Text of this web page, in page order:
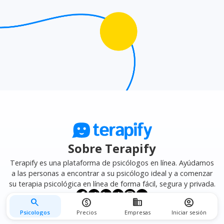
search
Psicologos
monetization_on
Precios
business
Empresas
account_circle
Iniciar sesión
Sobre Terapify
Terapify es una plataforma de psicólogos en línea. Ayúdamos
a las personas a encontrar a su psicólogo ideal y a comenzar
su terapia psicológica en línea de forma fácil, segura y privada.